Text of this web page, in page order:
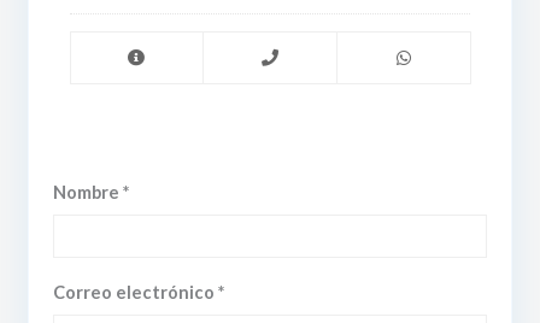
Nombre *
Correo electrónico *